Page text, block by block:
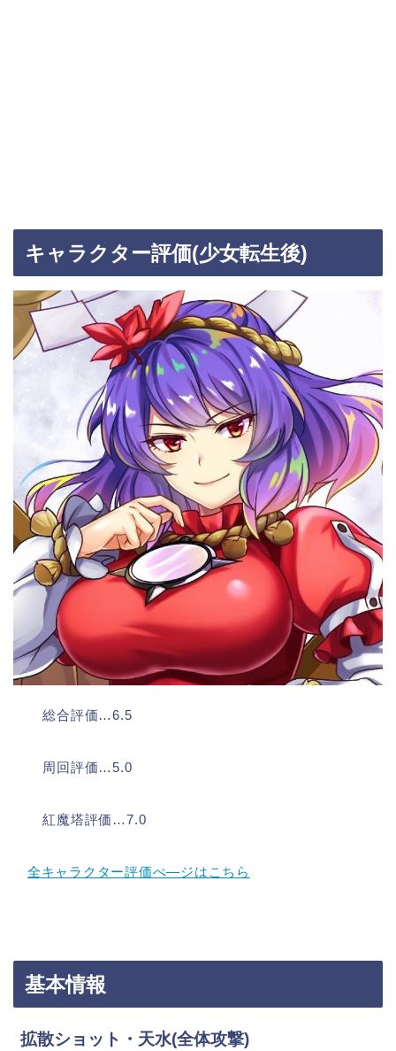
キャラクター評価(少女転生後)
総合評価…6.5
周回評価…5.0
紅魔塔評価…7.0
全キャラクター評価ぺ―ジはこちら
基本情報
拡散ショット・天水(全体攻撃)